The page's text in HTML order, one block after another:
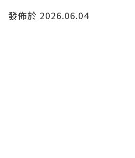
發佈於 2026.06.04